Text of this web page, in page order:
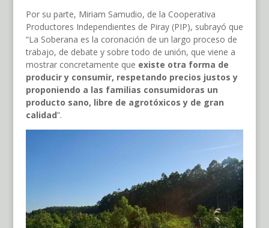
Por su parte, Miriam Samudio, de la Cooperativa
Productores Independientes de Piray (PIP), subrayó que
“La Soberana es la coronación de un largo proceso de
trabajo, de debate y sobre todo de unión, que viene a
mostrar concretamente que existe otra forma de
producir y consumir, respetando precios justos y
proponiendo a las familias consumidoras un
producto sano, libre de agrotóxicos y de gran
calidad”.